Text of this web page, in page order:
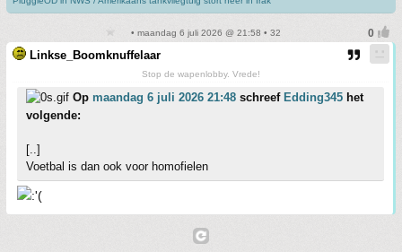
• maandag 6 juli 2026 @ 21:58 • 32
Linkse_Boomknuffelaar
Stop de wapenlobby. Vrede!
Op maandag 6 juli 2026 21:48 schreef Edding345 het
volgende:
[..]
Voetbal is dan ook voor homofielen